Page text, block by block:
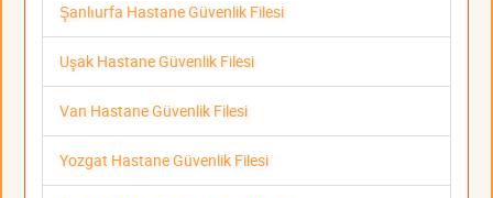
Şanlıurfa Hastane Güvenlik Filesi
Uşak Hastane Güvenlik Filesi
Van Hastane Güvenlik Filesi
Yozgat Hastane Güvenlik Filesi